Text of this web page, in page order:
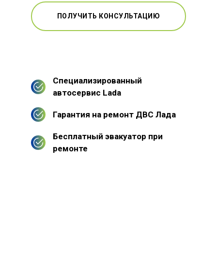
ПОЛУЧИТЬ КОНСУЛЬТАЦИЮ
Специализированный
автосервис Lada
Гарантия на ремонт ДВС Лада
Бесплатный эвакуатор при
ремонте